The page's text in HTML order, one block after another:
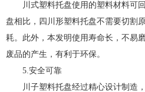
川式塑料托盘使用的塑料材料可回
盘相比，四川形塑料托盘不需要切割
耗。此外，本发明使用寿命长，不易
废品的产生，有利于环保。
5.安全可靠
川子塑料托盘经过精心设计制造，